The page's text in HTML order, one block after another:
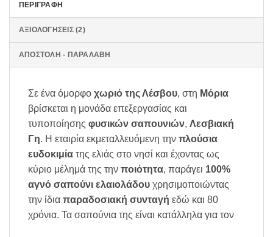
ΠΕΡΙΓΡΑΦΉ
ΑΞΙΟΛΟΓΉΣΕΙΣ (2)
ΑΠΟΣΤΟΛΗ - ΠΑΡΑΛΑΒΗ
Σε ένα όμορφο χωριό της Λέσβου, στη Μόρια
βρίσκεται η μονάδα επεξεργασίας και
τυποποίησης φυσικών σαπουνιών, Λεσβιακή
Γη. Η εταιρία εκμεταλλευόμενη την πλούσια
ευδοκιμία της ελιάς στο νησί και έχοντας ως
κύριο μέλημά της την ποιότητα, παράγει 100%
αγνό σαπούνι ελαιολάδου χρησιμοποιώντας
την ίδια παραδοσιακή συνταγή εδώ και 80
χρόνια. Τα σαπούνια της είναι κατάλληλα για τον